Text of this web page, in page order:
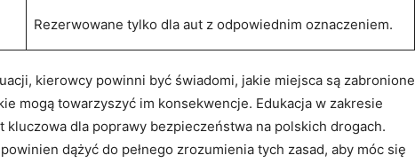
Rezerwowane tylko dla aut z odpowiednim oznaczeniem.
kierowcy powinni być ⁤świadomi, jakie miejsca są zabronione
mogą towarzyszyć im konsekwencje. Edukacja w⁢ zakresie
dla poprawy bezpieczeństwa na polskich drogach.
dążyć do pełnego zrozumienia tych ⁤zasad,‍ aby móc się